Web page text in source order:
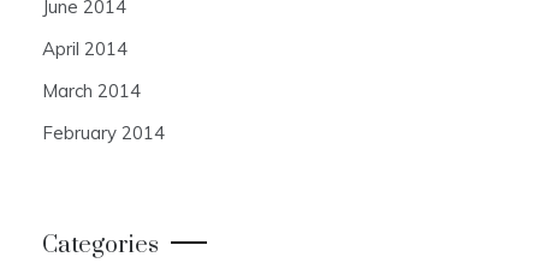
June 2014
April 2014
March 2014
February 2014
Categories